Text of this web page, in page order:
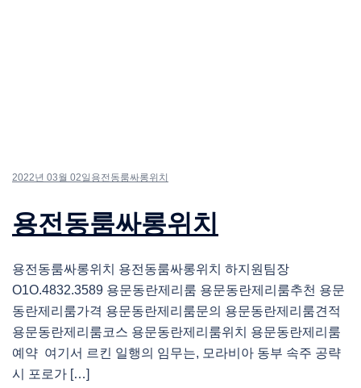
2022년 03월 02일 용전동룸싸롱위치
용전동룸싸롱위치
용전동룸싸롱위치 용전동룸싸롱위치 하지원팀장
O1O.4832.3589 용문동란제리룸 용문동란제리룸추천 용문
동란제리룸가격 용문동란제리룸문의 용문동란제리룸견적
용문동란제리룸코스 용문동란제리룸위치 용문동란제리룸
예약 여기서 르킨 일행의 임무는, 모라비아 동부 속주 공략
시 포로가 […]